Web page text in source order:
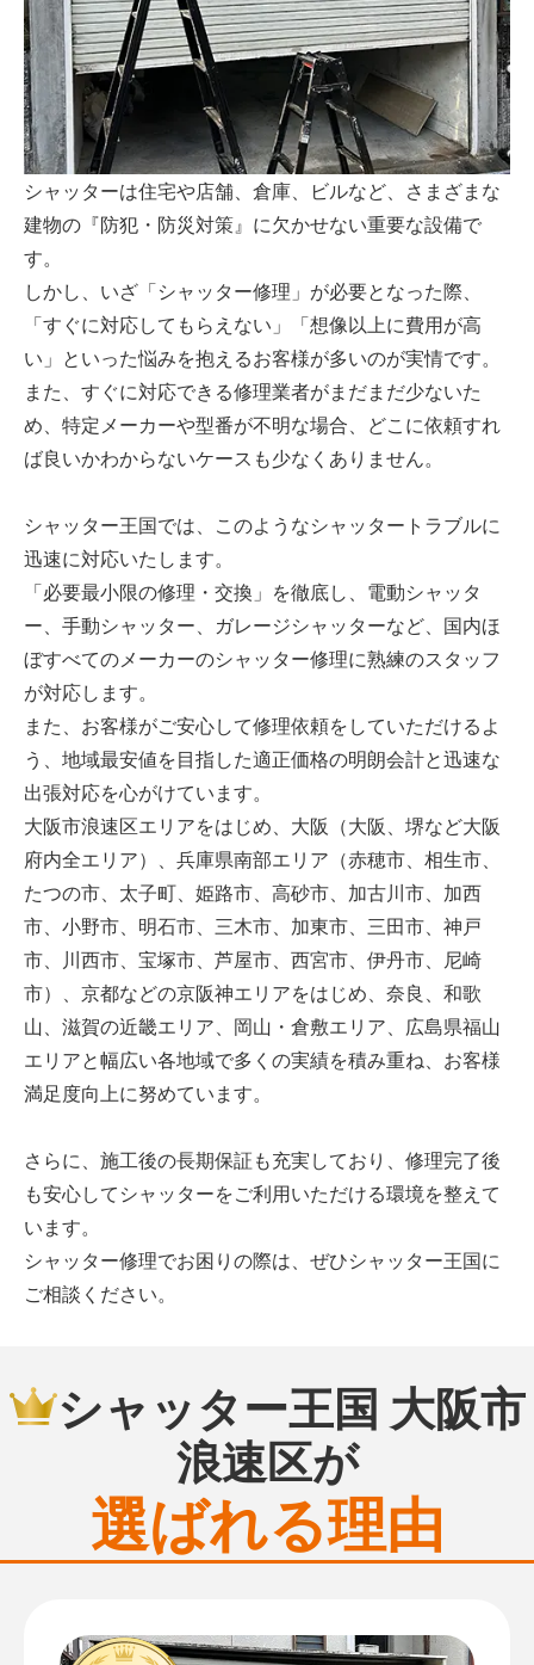
シャッターは住宅や店舗、倉庫、ビルなど、さまざまな
建物の『防犯・防災対策』に欠かせない重要な設備で
す。
しかし、いざ「シャッター修理」が必要となった際、
「すぐに対応してもらえない」「想像以上に費用が高
い」といった悩みを抱えるお客様が多いのが実情です。
また、すぐに対応できる修理業者がまだまだ少ないた
め、特定メーカーや型番が不明な場合、どこに依頼すれ
ば良いかわからないケースも少なくありません。
シャッター王国では、このようなシャッタートラブルに
迅速に対応いたします。
「必要最小限の修理・交換」を徹底し、電動シャッタ
ー、手動シャッター、ガレージシャッターなど、国内ほ
ぼすべてのメーカーのシャッター修理に熟練のスタッフ
が対応します。
また、お客様がご安心して修理依頼をしていただけるよ
う、地域最安値を目指した適正価格の明朗会計と迅速な
出張対応を心がけています。
大阪市浪速区エリアをはじめ、大阪（大阪、堺など大阪
府内全エリア）、兵庫県南部エリア（赤穂市、相生市、
たつの市、太子町、姫路市、高砂市、加古川市、加西
市、小野市、明石市、三木市、加東市、三田市、神戸
市、川西市、宝塚市、芦屋市、西宮市、伊丹市、尼崎
市）、京都などの京阪神エリアをはじめ、奈良、和歌
山、滋賀の近畿エリア、岡山・倉敷エリア、広島県福山
エリアと幅広い各地域で多くの実績を積み重ね、お客様
満足度向上に努めています。
さらに、施工後の長期保証も充実しており、修理完了後
も安心してシャッターをご利用いただける環境を整えて
います。
シャッター修理でお困りの際は、ぜひシャッター王国に
ご相談ください。
シャッター王国 大阪市
浪速区が
選ばれる理由